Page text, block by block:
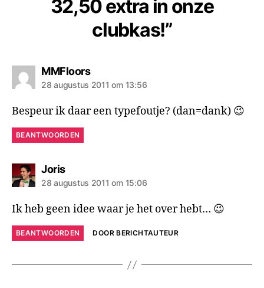
32,50 extra in onze
clubkas!”
MMFloorszegt:
28 augustus 2011 om 13:56
Bespeur ik daar een typefoutje? (dan=dank) 😉
BEANTWOORDEN
Joriszegt:
28 augustus 2011 om 15:06
Ik heb geen idee waar je het over hebt… 😉
BEANTWOORDEN DOOR BERICHTAUTEUR